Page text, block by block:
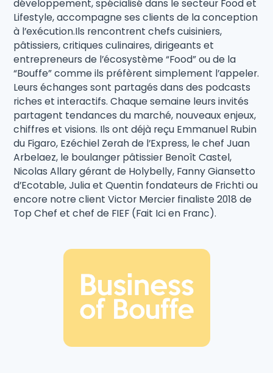
développement, spécialisé dans le secteur Food et
Lifestyle, accompagne ses clients de la conception
à l’exécution.Ils rencontrent chefs cuisiniers,
pâtissiers, critiques culinaires, dirigeants et
entrepreneurs de l’écosystème “Food” ou de la
“Bouffe” comme ils préfèrent simplement l’appeler.
Leurs échanges sont partagés dans des podcasts
riches et interactifs. Chaque semaine leurs invités
partagent tendances du marché, nouveaux enjeux,
chiffres et visions. Ils ont déjà reçu Emmanuel Rubin
du Figaro, Ezéchiel Zerah de l’Express, le chef Juan
Arbelaez, le boulanger pâtissier Benoît Castel,
Nicolas Allary gérant de Holybelly, Fanny Giansetto
d’Ecotable, Julia et Quentin fondateurs de Frichti ou
encore notre client Victor Mercier finaliste 2018 de
Top Chef et chef de FIEF (Fait Ici en Franc).